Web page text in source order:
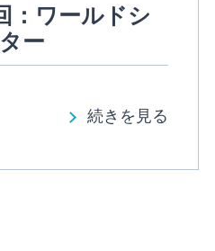
：ワールドシ
ー
続きを見る